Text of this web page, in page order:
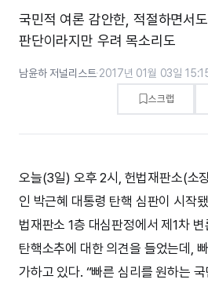
국민적 여론 감안한, 적절하면서
판단이라지만 우려 목소리도
남윤하 저널리스트·2017년 01월 03일
스크랩
오늘(3일) 오후 2시, 헌법재판소(소
인 박근혜 대통령 탄핵 심판이 시작
법재판소 1층 대심판정에서 제1차
탄핵소추에 대한 의견을 들었는데,
가하고 있다. “빠른 심리를 원하는